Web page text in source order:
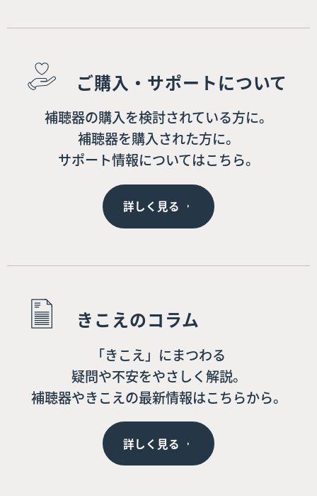
ご購入・サポートについて
補聴器の購入を検討されている方に。
補聴器を購入された方に。
サポート情報についてはこちら。
詳しく見る
きこえのコラム
「きこえ」にまつわる
疑問や不安をやさしく解説。
補聴器やきこえの最新情報はこちらから。
詳しく見る